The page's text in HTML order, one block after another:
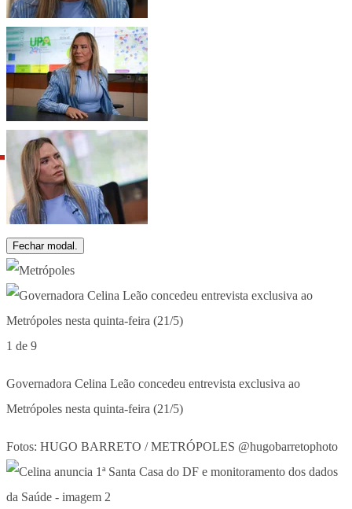
Fechar modal.
1 de 9
Governadora Celina Leão concedeu entrevista exclusiva ao
Metrópoles nesta quinta-feira (21/5)
Fotos: HUGO BARRETO / METRÓPOLES @hugobarretophoto